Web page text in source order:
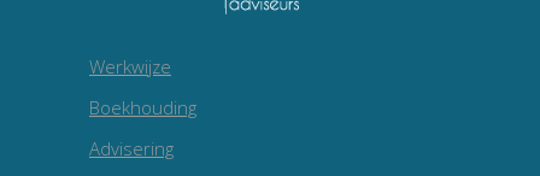
Werkwijze
Boekhouding
Advisering